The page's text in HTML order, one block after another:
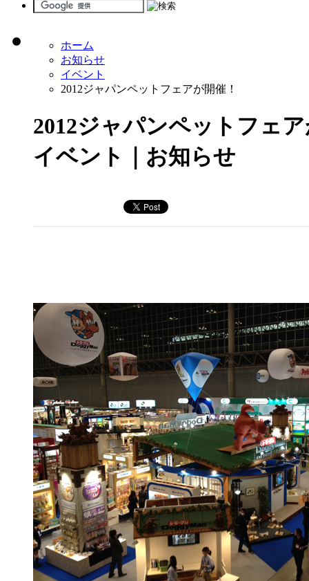
ホーム
お知らせ
イベント
2012ジャパンペットフェアが開催！
2012ジャパンペットフェ
イベント｜お知らせ